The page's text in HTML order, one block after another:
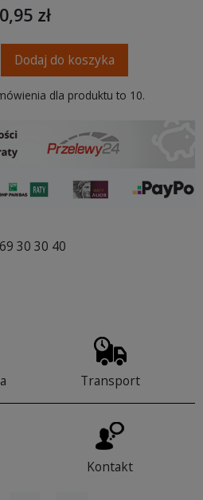
0,95 zł
Dodaj do koszyka
dla produktu to 10.
30 30 40
Transport
Kontakt